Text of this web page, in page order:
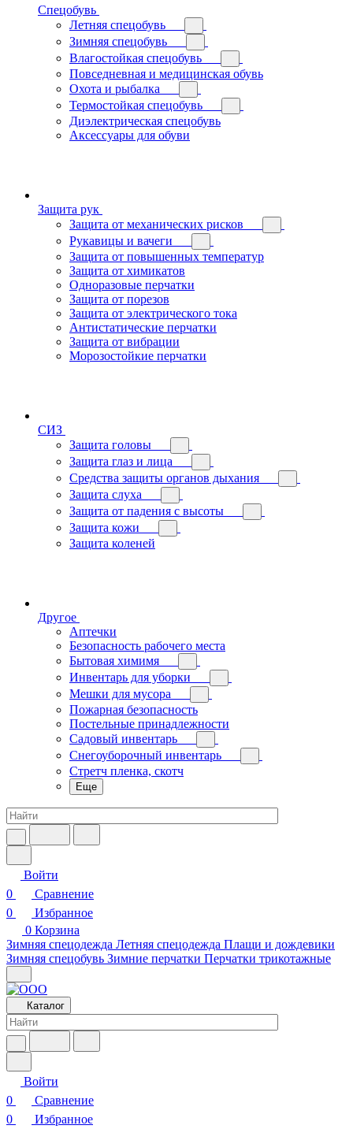
Спецобувь
Летняя спецобувь
Зимняя спецобувь
Влагостойкая спецобувь
Повседневная и медицинская обувь
Охота и рыбалка
Термостойкая спецобувь
Диэлектрическая спецобувь
Аксессуары для обуви
Защита рук
Защита от механических рисков
Рукавицы и вачеги
Защита от повышенных температур
Защита от химикатов
Одноразовые перчатки
Защита от порезов
Защита от электрического тока
Антистатические перчатки
Защита от вибрации
Морозостойкие перчатки
СИЗ
Защита головы
Защита глаз и лица
Средства защиты органов дыхания
Защита слуха
Защита от падения с высоты
Защита кожи
Защита коленей
Другое
Аптечки
Безопасность рабочего места
Бытовая химимя
Инвентарь для уборки
Мешки для мусора
Пожарная безопасность
Постельные принадлежности
Садовый инвентарь
Снегоуборочный инвентарь
Стретч пленка, скотч
Еще
Войти
0
Сравнение
0
Избранное
0 Корзина
Зимняя спецодежда Летняя спецодежда Плащи и дождевики
Зимняя спецобувь Зимние перчатки Перчатки трикотажные
Каталог
Войти
0
Сравнение
0
Избранное